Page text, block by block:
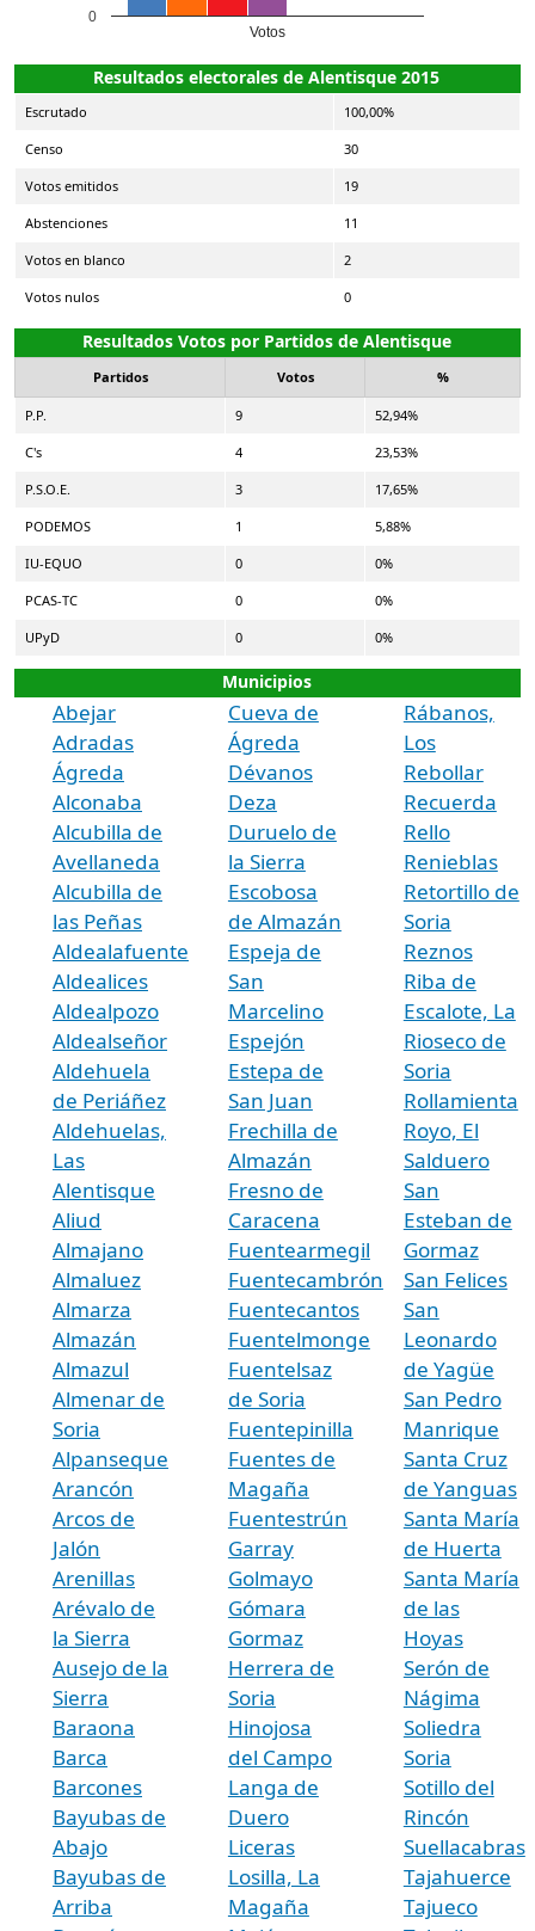
Votos
0
Resultados electorales de Alentisque 2015
Escrutado 100,00%
Censo 30
Votos emitidos 19
Abstenciones 11
Votos en blanco 2
Votos nulos 0
Resultados Votos por Partidos de Alentisque
Partidos Votos %
P.P. 9 52,94%
C's 4 23,53%
P.S.O.E. 3 17,65%
PODEMOS 1 5,88%
IU-EQUO 0 0%
PCAS-TC 0 0%
UPyD 0 0%
Municipios
Abejar
Adradas
Ágreda
Alconaba
Alcubilla de
Avellaneda
Alcubilla de
las Peñas
Aldealafuente
Aldealices
Aldealpozo
Aldealseñor
Aldehuela
de Periáñez
Aldehuelas,
Las
Alentisque
Aliud
Almajano
Almaluez
Almarza
Almazán
Almazul
Almenar de
Soria
Alpanseque
Arancón
Arcos de
Jalón
Arenillas
Arévalo de
la Sierra
Ausejo de la
Sierra
Baraona
Barca
Barcones
Bayubas de
Abajo
Bayubas de
Arriba
Cueva de
Ágreda
Dévanos
Deza
Duruelo de
la Sierra
Escobosa
de Almazán
Espeja de
San
Marcelino
Espejón
Estepa de
San Juan
Frechilla de
Almazán
Fresno de
Caracena
Fuentearmegil
Fuentecambrón
Fuentecantos
Fuentelmonge
Fuentelsaz
de Soria
Fuentepinilla
Fuentes de
Magaña
Fuentestrún
Garray
Golmayo
Gómara
Gormaz
Herrera de
Soria
Hinojosa
del Campo
Langa de
Duero
Liceras
Losilla, La
Magaña
Rábanos,
Los
Rebollar
Recuerda
Rello
Renieblas
Retortillo de
Soria
Reznos
Riba de
Escalote, La
Rioseco de
Soria
Rollamienta
Royo, El
Salduero
San
Esteban de
Gormaz
San Felices
San
Leonardo
de Yagüe
San Pedro
Manrique
Santa Cruz
de Yanguas
Santa María
de Huerta
Santa María
de las
Hoyas
Serón de
Nágima
Soliedra
Soria
Sotillo del
Rincón
Suellacabras
Tajahuerce
Tajueco